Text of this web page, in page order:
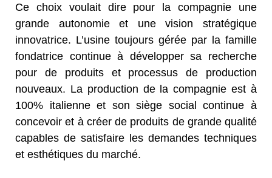
Ce choix voulait dire pour la compagnie une
grande autonomie et une vision stratégique
innovatrice. L’usine toujours gérée par la famille
fondatrice continue à développer sa recherche
pour de produits et processus de production
nouveaux. La production de la compagnie est à
100% italienne et son siège social continue à
concevoir et à créer de produits de grande qualité
capables de satisfaire les demandes techniques
et esthétiques du marché.